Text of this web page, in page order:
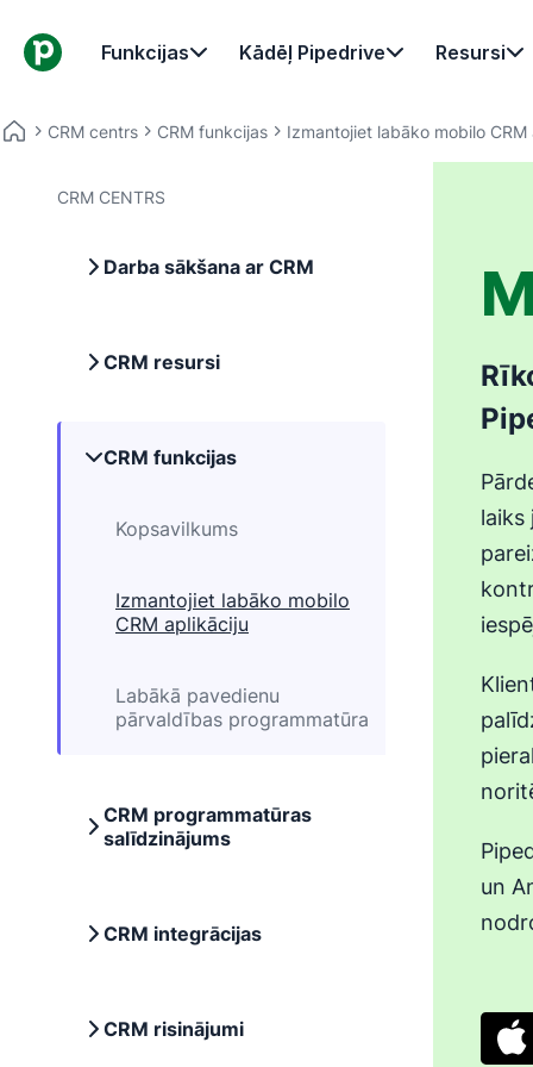
Funkcijas Kādēļ Pipedrive Resursi
CRM centrs CRM funkcijas Izmantojiet labāko mobilo CRM
laiks
un
CRM CENTRS
Darba sākšana ar CRM
CRM resursi
CRM funkcijas
Kopsavilkums
Izmantojiet labāko mobilo
CRM aplikāciju
Labākā pavedienu
pārvaldības programmatūra
CRM programmatūras
salīdzinājums
CRM integrācijas
CRM risinājumi